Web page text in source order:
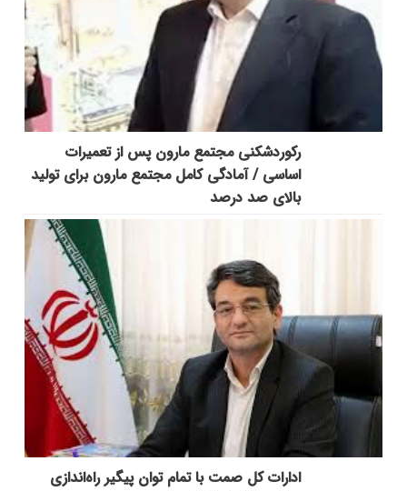
رکوردشکنی مجتمع مارون پس از تعمیرات
اساسی / آمادگی کامل مجتمع مارون برای تولید
بالای صد درصد
ادارات کل صمت با تمام توان پیگیر راه‌اندازی